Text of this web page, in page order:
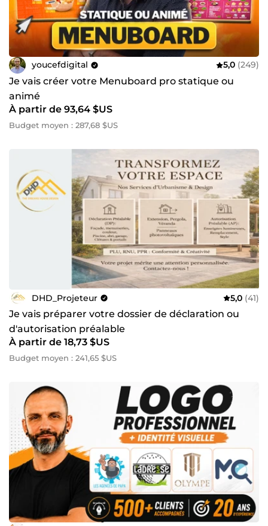
youcefdigital 5,0 (249)
Je vais créer votre Menuboard pro statique ou
animé
À partir de 93,64 $US
Budget moyen : 287,68 $US
DHD_Projeteur 5,0 (41)
Je vais préparer votre dossier de déclaration ou
d'autorisation préalable
À partir de 18,73 $US
Budget moyen : 241,65 $US